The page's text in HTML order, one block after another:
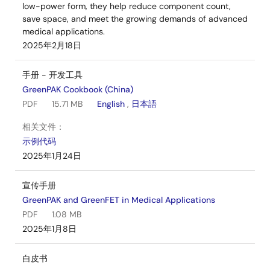
low-power form, they help reduce component count,
save space, and meet the growing demands of advanced
medical applications.
2025年2月18日
手册 - 开发工具
GreenPAK Cookbook (China)
PDF
15.71 MB English , 日本語
相关文件：
示例代码
2025年1月24日
宣传手册
GreenPAK and GreenFET in Medical Applications
PDF
1.08 MB
2025年1月8日
白皮书